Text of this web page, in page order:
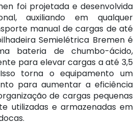
foi projetada e desenvolvida
auxiliando em qualquer
manual de cargas de até
Semielétrica Bremen é
bateria de chumbo-ácido,
para elevar cargas a até 3,5
torna o equipamento um
para aumentar a eficiência
de cargas pequenas
utilizadas e armazenadas em